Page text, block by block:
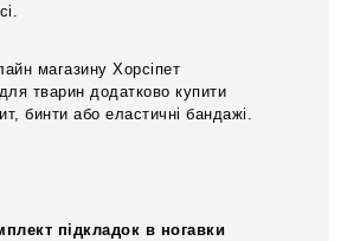
магазину Хорсіпет
тварин додатково купити
бинти або еластичні бандажі.
підкладок в ногавки